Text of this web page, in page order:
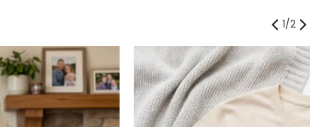
1/2